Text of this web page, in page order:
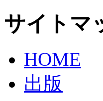
サイトマ
HOME
出版